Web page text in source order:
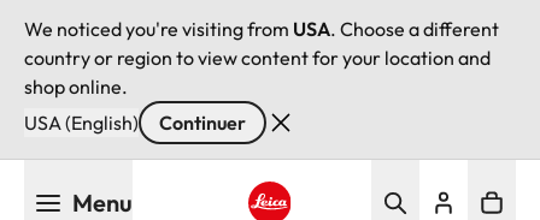
We noticed you're visiting from USA. Choose a different
country or region to view content for your location and
shop online.
USA (English)
Continuer
Menu